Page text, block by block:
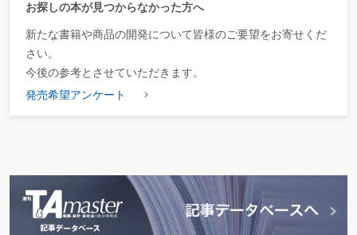
お探しの本が見つからなかった方へ
新たな書籍や商品の開発について皆様のご要望をお寄せくだ
さい。
今後の参考とさせていただきます。
発売希望アンケート